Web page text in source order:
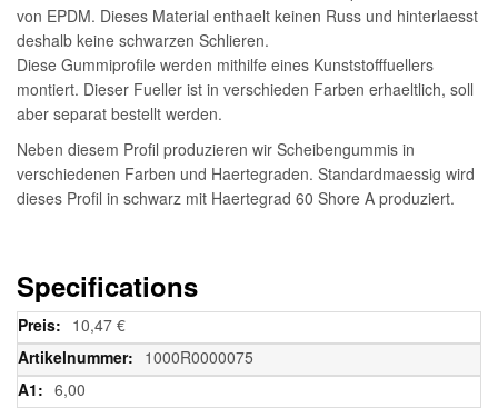
von EPDM. Dieses Material enthaelt keinen Russ und hinterlaesst
deshalb keine schwarzen Schlieren.
Diese Gummiprofile werden mithilfe eines Kunststofffuellers
montiert. Dieser Fueller ist in verschieden Farben erhaeltlich, soll
aber separat bestellt werden.
Neben diesem Profil produzieren wir Scheibengummis in
verschiedenen Farben und Haertegraden. Standardmaessig wird
dieses Profil in schwarz mit Haertegrad 60 Shore A produziert.
Specifications
Weitere
Informationen
10,47 €
1000R0000075
6,00